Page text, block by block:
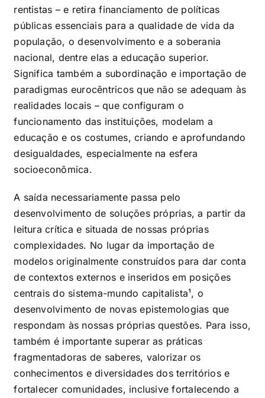
rentistas – e retira financiamento de políticas
públicas essenciais para a qualidade de vida da
população, o desenvolvimento e a soberania
nacional, dentre elas a educação superior.
Significa também a subordinação e importação de
paradigmas eurocêntricos que não se adequam às
realidades locais – que configuram o
funcionamento das instituições, modelam a
educação e os costumes, criando e aprofundando
desigualdades, especialmente na esfera
socioeconômica.
A saída necessariamente passa pelo
desenvolvimento de soluções próprias, a partir da
leitura crítica e situada de nossas próprias
complexidades. No lugar da importação de
modelos originalmente construídos para dar conta
de contextos externos e inseridos em posições
centrais do sistema-mundo capitalista¹, o
desenvolvimento de novas epistemologias que
respondam às nossas próprias questões. Para isso,
também é importante superar as práticas
fragmentadoras de saberes, valorizar os
conhecimentos e diversidades dos territórios e
fortalecer comunidades, inclusive fortalecendo a